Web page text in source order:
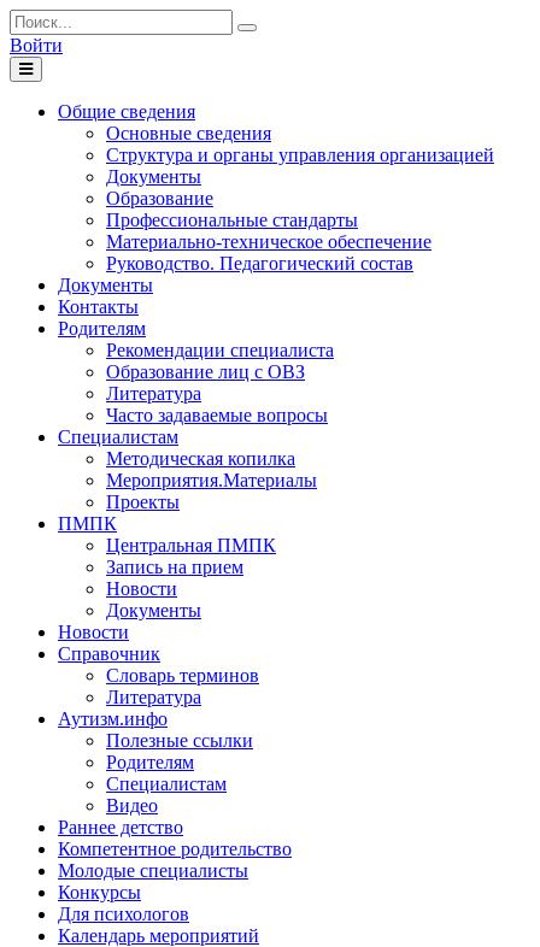
Войти
Toggle
navigation
Общие сведения
Основные сведения
Структура и органы управления организацией
Документы
Образование
Профессиональные стандарты
Материально-техническое обеспечение
Руководство. Педагогический состав
Документы
Контакты
Родителям
Рекомендации специалиста
Образование лиц с ОВЗ
Литература
Часто задаваемые вопросы
Специалистам
Методическая копилка
Мероприятия.Материалы
Проекты
ПМПК
Центральная ПМПК
Запись на прием
Новости
Документы
Новости
Справочник
Словарь терминов
Литература
Аутизм.инфо
Полезные ссылки
Родителям
Специалистам
Видео
Раннее детство
Компетентное родительство
Молодые специалисты
Конкурсы
Для психологов
Календарь мероприятий